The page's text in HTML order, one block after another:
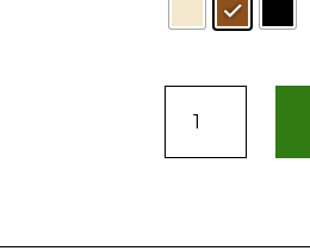
Santana